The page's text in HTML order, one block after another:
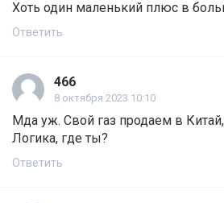
Хоть один маленький плюс в
Ответить
466
8 октября 2023 10:10
Мда уж. Свой газ продаем в
Логика, где ты?
Ответить